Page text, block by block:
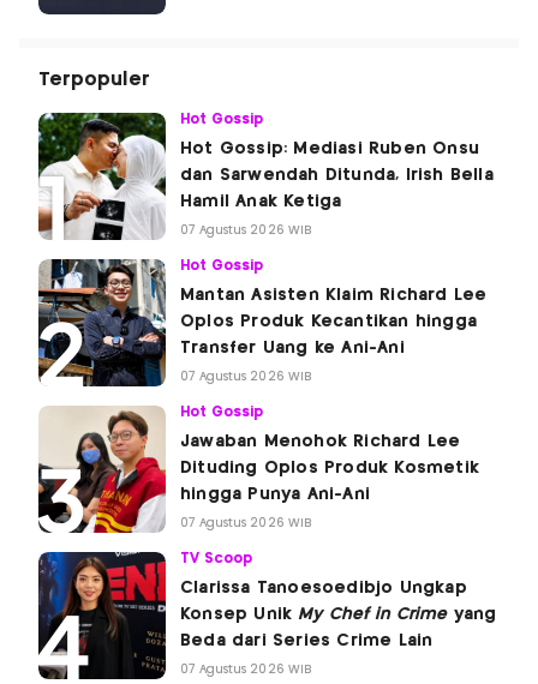
Terpopuler
Hot Gossip
Hot Gossip: Mediasi Ruben Onsu
dan Sarwendah Ditunda, Irish Bella
Hamil Anak Ketiga
07 Agustus 2026 WIB
Hot Gossip
Mantan Asisten Klaim Richard Lee
Oplos Produk Kecantikan hingga
Transfer Uang ke Ani-Ani
07 Agustus 2026 WIB
Hot Gossip
Jawaban Menohok Richard Lee
Dituding Oplos Produk Kosmetik
hingga Punya Ani-Ani
07 Agustus 2026 WIB
TV Scoop
Clarissa Tanoesoedibjo Ungkap
Konsep Unik My Chef in Crimeyang
Beda dari Series Crime Lain
07 Agustus 2026 WIB